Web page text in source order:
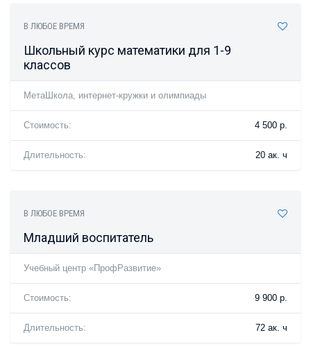
В ЛЮБОЕ ВРЕМЯ
Школьный курс математики для 1-9
классов
МетаШкола, интернет-кружки и олимпиады
Стоимость: 4 500 р.
Длительность: 20 ак. ч
В ЛЮБОЕ ВРЕМЯ
Младший воспитатель
Учебный центр «ПрофРазвитие»
Стоимость: 9 900 р.
Длительность: 72 ак. ч